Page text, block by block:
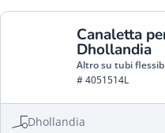
Canaletta
Dhollandia
Altro su tubi
# 4051514L
Dhollandia